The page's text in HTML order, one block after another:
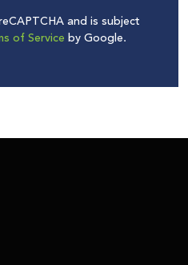
and is subject
of Service by Google.